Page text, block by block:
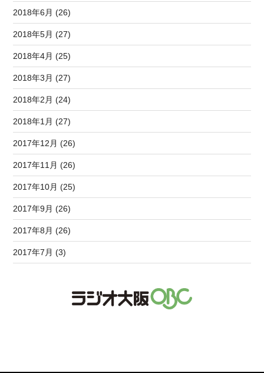
2018年6月 (26)
2018年5月 (27)
2018年4月 (25)
2018年3月 (27)
2018年2月 (24)
2018年1月 (27)
2017年12月 (26)
2017年11月 (26)
2017年10月 (25)
2017年9月 (26)
2017年8月 (26)
2017年7月 (3)